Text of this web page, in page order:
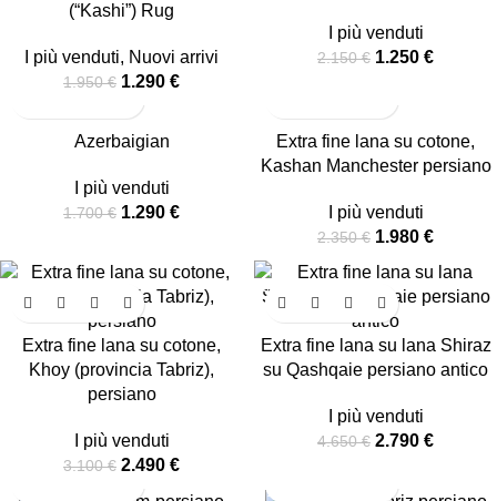
(“Kashi”) Rug
I più venduti, Nuovi arrivi
1.950€ 1.290 €
TRADITIONAL I più venduti
2.150€ 1.250 €
Azerbaigian
I più venduti
1.700€ 1.290 €
-16%Extra fine lana su cotone,
Kashan Manchester persiano
I più venduti
2.350€ 1.980 €
Extra fine lana su cotone,
Khoy (provincia Tabriz),
persiano
I più venduti
3.100€ 2.490 €
-40%
Extra fine lana su lana Shiraz
su Qashqaie persiano antico
I più venduti
4.650€ 2.790 €